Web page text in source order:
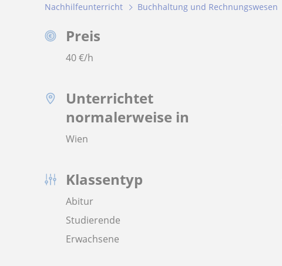
Nachhilfeunterricht Buchhaltung und Rechnungswesen
Preis
40€/h
Unterrichtet
normalerweise in
Wien
Klassentyp
Abitur
Studierende
Erwachsene